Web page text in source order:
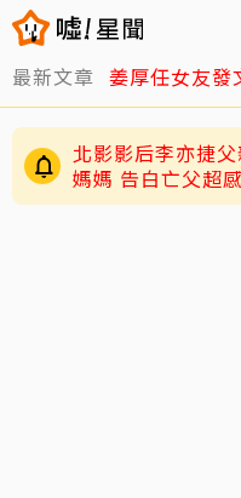
最新文章 姜厚任女友發
北影影后李亦捷
媽媽 告白亡父超